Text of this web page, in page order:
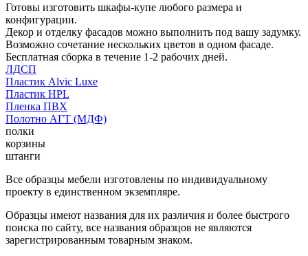
Готовы изготовить шкафы-купе любого размера и
конфигурации.
Декор и отделку фасадов можно выполнить под вашу задумку.
Возможно сочетание нескольких цветов в одном фасаде.
Бесплатная сборка в течение 1-2 рабочих дней.
ЛДСП
Пластик Alvic Luxe
Пластик HPL
Пленка ПВХ
Полотно АГТ (МДФ)
полки
корзины
штанги
Все образцы мебели изготовлены по индивидуальному
проекту в единственном экземпляре.
Образцы имеют названия для их различия и более быстрого
поиска по сайту, все названия образцов не являются
зарегистрированным товарным знаком.